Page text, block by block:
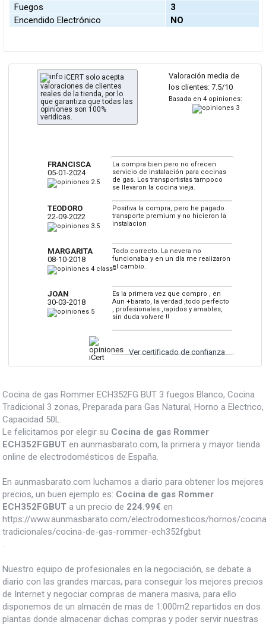
Fuegos
3
Encendido Electrónico
NO
Valoración media de
los clientes: 7.5/10
Basada en 4 opiniones:
iCERT solo acepta
valoraciones de clientes
reales de la tienda, por lo
que garantiza que todas las
opiniones son 100%
veridicas.
FRANCISCA
05-01-2024
La compra bien pero no ofrecen
servicio de instalación para cocinas
de gas. Los transportistas tampoco
se llevaron la cocina vieja.
TEODORO
22-09-2022
Positiva la compra, pero he pagado
transporte premium y no hicieron la
instalacion
MARGARITA
08-10-2018
Todo correcto. La nevera no
funcionaba y en un día me realizaron
el cambio.
JOAN
30-03-2018
Es la primera vez que compro , en
Aun +barato, la verdad ,todo perfecto
, profesionales ,rapidos y amables,
sin duda volvere !!
Ver certificado de confianza
Cocina de gas Rommer ECH352FG BUT 3 fuegos Blanco, Cocina
Tradicional 3 zonas, Preparada para Gas Natural, Horno a Electrico,
Capacidad 50L.
Le felicitamos por elegir su Cocina de gas Rommer
ECH352FGBUT en aunmasbarato.com, la primera y mayor tienda
online de electrodomésticos de España.
En aunmasbarato.com luchamos a diario para obtener los mejores
precios, un buen ejemplo es: Cocina de gas Rommer
ECH352FGBUT a un precio de 224.99€ en
https://www.aunmasbarato.com/electrodomesticos/hornos/
tradicionales/cocina-de-gas-rommer-ech352fgbut
Nuestro equipo de profesionales en la negociación, se debate a
diario con las grandes marcas, para conseguir los mejores precios
de Internet y negociar compras de manera masiva, para ello
disponemos de un almacén de mas de 1.000m2 repartidos en dos
plantas donde almacenar dichas compras y poder servir nuestras